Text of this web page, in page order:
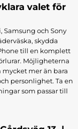
valet för
och Sony
skydda
till en komplett
Möjligheterna
mycket mer än bara
personlighet. Ta en
som passar till